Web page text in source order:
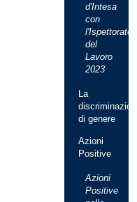
d'Intesa
con
l'Ispettorato
del
Lavoro
2023
La
di genere
Azioni
Positive
Azioni
Positive